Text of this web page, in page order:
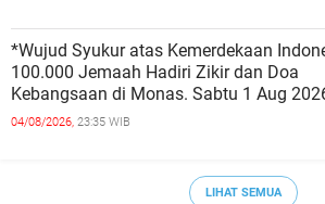
*Wujud Syukur atas Kemerdekaan
100.000 Jemaah Hadiri Zikir dan Doa
Kebangsaan di Monas. Sabtu 1 Aug
04/08/2026, 23:35 WIB
LIHAT SEMUA